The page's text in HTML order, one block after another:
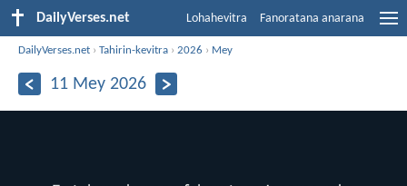
DailyVerses.net Lohahevitra Fanoratana anarana
DailyVerses.net ›Tahirin-kevitra ›2026 › Mey
11 Mey 2026